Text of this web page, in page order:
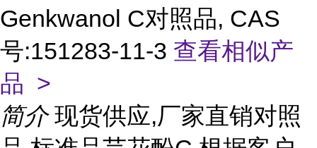
Genkwanol C对照品, CAS
号:151283-11-3 查看相似产
品 >
简介 现货供应,厂家直销对照